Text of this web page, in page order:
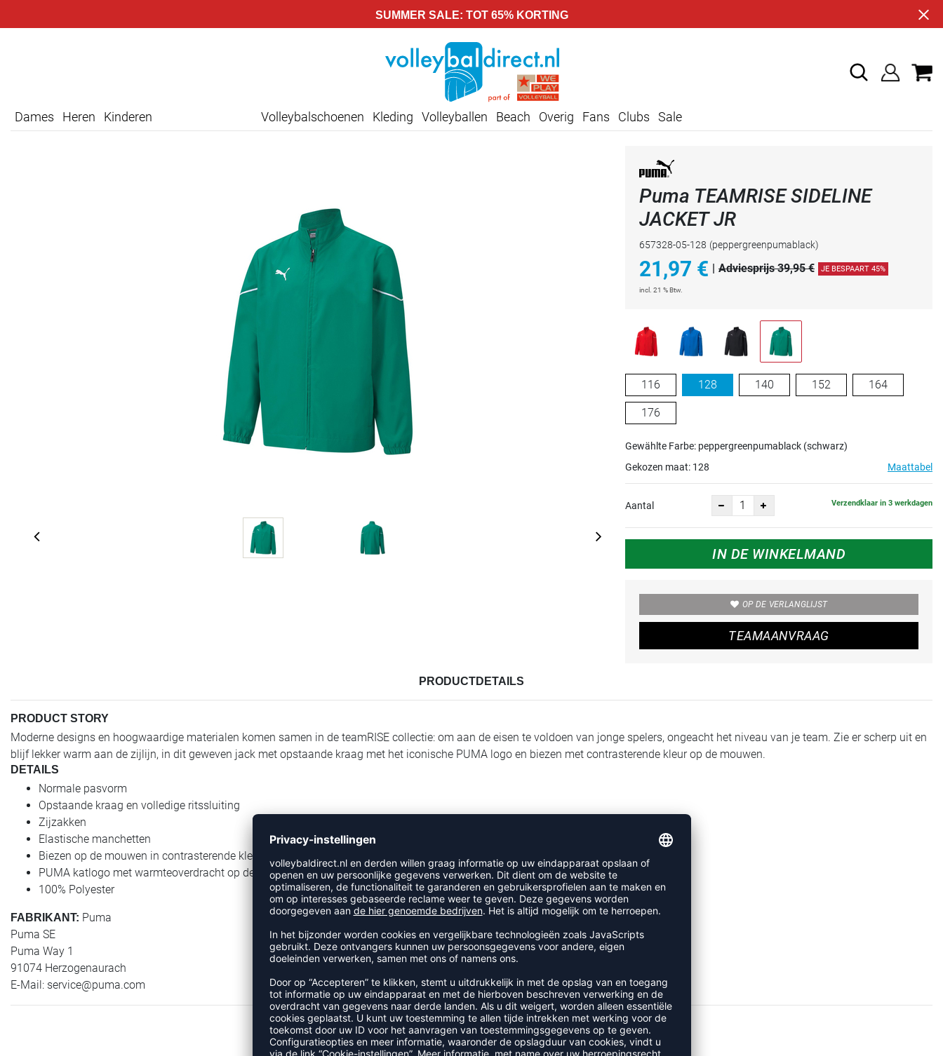
SUMMER SALE: TOT 65% KORTING
Dames Heren Kinderen Volleybalschoenen Kleding Volleyballen Beach Overig Fans Clubs Sale
Puma TEAMRISE SIDELINE
JACKET JR
657328-05-128 (peppergreenpumablack)
21,97 € Adviesprijs 39,95 € JE BESPAART 45%
incl. 21 % Btw.
116 128 140 152 164
176
Gewählte Farbe: peppergreenpumablack (schwarz)
Gekozen maat: 128 Maattabel
Aantal Verzendklaar in 3 werkdagen
IN DE WINKELMAND
OP DE VERLANGLIJST
TEAMAANVRAAG
PRODUCTDETAILS
PRODUCT STORY
Moderne designs en hoogwaardige materialen komen samen in de teamRISE collectie: om aan de eisen te voldoen van jonge spelers, ongeacht het niveau van je team. Zie er scherp uit en
blijf lekker warm aan de zijlijn, in dit geweven jack met opstaande kraag met het iconische PUMA logo en biezen met contrasterende kleur op de mouwen.
DETAILS
Normale pasvorm
Opstaande kraag en volledige ritssluiting
Zijzakken
Elastische manchetten
Biezen op de mouwen in contrasterende kleur
PUMA katlogo met warmteoverdracht op de rechterborst
100% Polyester
FABRIKANT: Puma
Puma SE
Puma Way 1
91074 Herzogenaurach
E-Mail: service@puma.com
RECENT BEKEKEN